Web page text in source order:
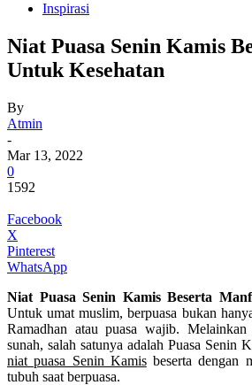
Inspirasi
Niat Puasa Senin Kamis
Untuk Kesehatan
By
Atmin
-
Mar 13, 2022
0
1592
Facebook
X
Pinterest
WhatsApp
Niat Puasa Senin Kamis Beserta
Untuk umat muslim, berpuasa bukan
Ramadhan atau puasa wajib.
sunah, salah satunya adalah Puasa Senin
niat puasa Senin Kamisbeserta dengan
tubuh saat berpuasa.